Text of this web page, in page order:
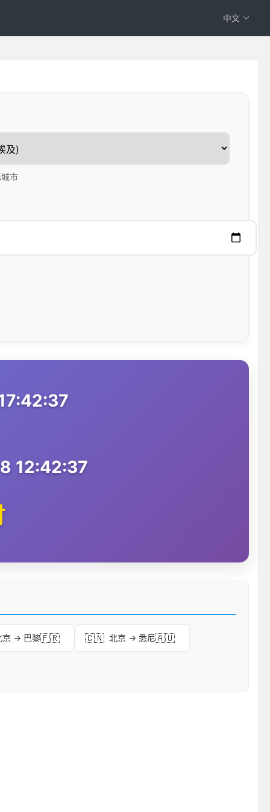
中文
市
12:42:37
京 → 巴黎🇫🇷 🇨🇳 北京 → 悉尼🇦🇺